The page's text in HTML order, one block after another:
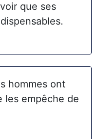
que ses
hommes ont
les empêche de